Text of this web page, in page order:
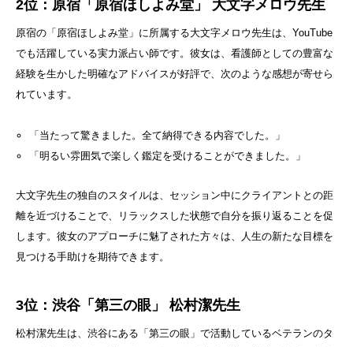
2位：原宿「原宿ほしよみ堂」 大文字メロウ先生
原宿の「原宿ほしよみ堂」に所属する大文字メロウ先生は、YouTube
でも活躍している実力派占い師です。彼女は、看護師としての豊富な
経験を生かした明確なアドバイスが好評で、次のような感想が寄せら
れています。
「当たって驚きました。全て納得できる内容でした。」
「明るい雰囲気で楽しく鑑定を受けることができました。」
大文字先生の独自のスタイルは、セッション中にクライアントとの距
離を近づけることで、リラックスした状態で自分を振り返ることを促
します。彼女のアプローチに魅了された方々は、人生の新たな目標を
見つける手助けを期待できます。
3位：渋谷「第三の眼」 松村潔先生
松村潔先生は、渋谷にある「第三の眼」で活動しているベテランのタ